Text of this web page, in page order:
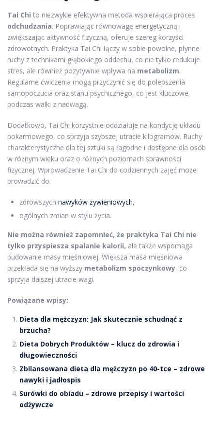
Tai Chi to niezwykle efektywna metoda wspierająca proces
odchudzania. Poprawiając równowagę energetyczną i
zwiększając aktywność fizyczną, oferuje szereg korzyści
zdrowotnych. Praktyka Tai Chi łączy w sobie powolne, płynne
ruchy z technikami głębokiego oddechu, co nie tylko redukuje
stres, ale również pozytywnie wpływa na metabolizm.
Regularne ćwiczenia mogą przyczynić się do polepszenia
samopoczucia oraz stanu psychicznego, co jest kluczowe
podczas walki z nadwagą.
Dodatkowo, Tai Chi korzystnie oddziałuje na kondycję układu
pokarmowego, co sprzyja szybszej utracie kilogramów. Ruchy
charakterystyczne dla tej sztuki są łagodne i dostępne dla osób
w różnym wieku oraz o różnych poziomach sprawności
fizycznej. Wprowadzenie Tai Chi do codziennych zajęć może
prowadzić do:
zdrowszych nawyków żywieniowych,
ogólnych zmian w stylu życia.
Nie można również zapomnieć, że praktyka Tai Chi nie
tylko przyspiesza spalanie kalorii, ale także wspomaga
budowanie masy mięśniowej. Większa masa mięśniowa
przekłada się na wyższy metabolizm spoczynkowy, co
sprzyja dalszej utracie wagi.
Powiązane wpisy:
Dieta dla mężczyzn: Jak skutecznie schudnąć z
brzucha?
Dieta Dobrych Produktów – klucz do zdrowia i
długowieczności
Zbilansowana dieta dla mężczyzn po 40-tce – zdrowe
nawyki i jadłospis
Surówki do obiadu – zdrowe przepisy i wartości
odżywcze